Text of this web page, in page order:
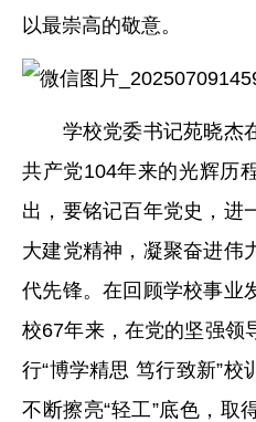
以最崇高的敬意。
学校党委书记苑晓杰在
共产党104年来的光辉历
出，要铭记百年党史，进
大建党精神，凝聚奋进伟
代先锋。在回顾学校事业
校67年来，在党的坚强领
行“博学精思 笃行致新”校
不断擦亮“轻工”底色，取